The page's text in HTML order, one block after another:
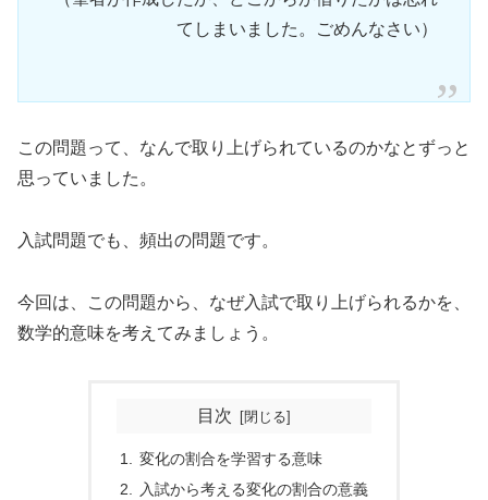
てしまいました。ごめんなさい）
この問題って、なんで取り上げられているのかなとずっと
思っていました。
入試問題でも、頻出の問題です。
今回は、この問題から、なぜ入試で取り上げられるかを、
数学的意味を考えてみましょう。
目次
変化の割合を学習する意味
入試から考える変化の割合の意義